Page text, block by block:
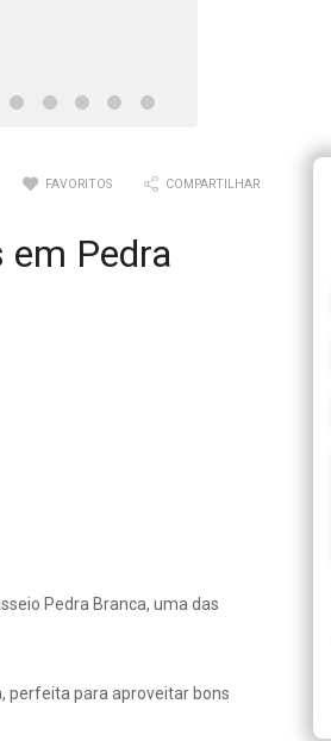
FAVORITOS COMPARTILHAR
Pedra
Pedra Branca, uma das
perfeita para aproveitar bons